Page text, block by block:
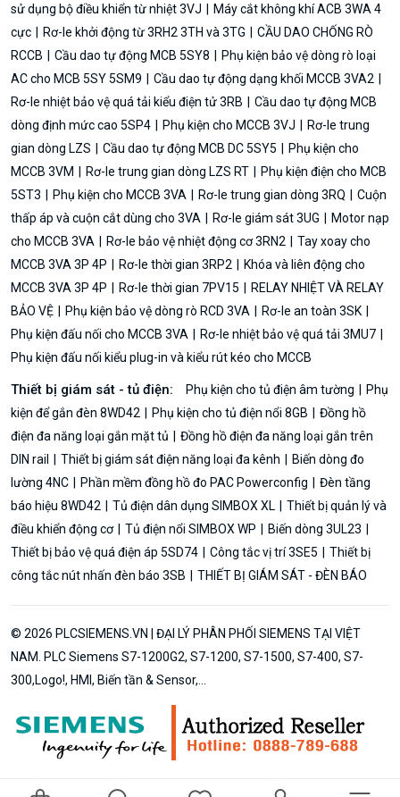
sử dụng bộ điều khiển từ nhiệt 3VJ
Máy cắt không khí ACB 3WA 4
cực
Rơ-le khởi động từ 3RH2 3TH và 3TG
CẦU DAO CHỐNG RÒ
RCCB
Cầu dao tự động MCB 5SY8
Phụ kiện bảo vệ dòng rò loại
AC cho MCB 5SY 5SM9
Cầu dao tự động dạng khối MCCB 3VA2
Rơ-le nhiệt bảo vệ quá tải kiểu điện tử 3RB
Cầu dao tự động MCB
dòng định mức cao 5SP4
Phụ kiện cho MCCB 3VJ
Rơ-le trung
gian dòng LZS
Cầu dao tự động MCB DC 5SY5
Phụ kiện cho
MCCB 3VM
Rơ-le trung gian dòng LZS RT
Phụ kiện điện cho MCB
5ST3
Phụ kiện cho MCCB 3VA Rơ-le trung gian dòng 3RQ
Cuộn
thấp áp và cuộn cắt dùng cho 3VA
Rơ-le giám sát 3UG
Motor nạp
cho MCCB 3VA
Rơ-le bảo vệ nhiệt động cơ 3RN2
Tay xoay cho
MCCB 3VA 3P 4P
Rơ-le thời gian 3RP2
Khóa và liên động cho
MCCB 3VA 3P 4P
Rơ-le thời gian 7PV15
RELAY NHIỆT VÀ RELAY
BẢO VỆ
Phụ kiện bảo vệ dòng rò RCD 3VA
Rơ-le an toàn 3SK
Phụ kiện đấu nối cho MCCB 3VA
Rơ-le nhiệt bảo vệ quá tải 3MU7
Phụ kiện đấu nối kiểu plug-in và kiểu rút kéo cho MCCB
Thiết bị giám sát - tủ điện: Phụ kiện cho tủ điện âm tường
Phụ
kiện để gắn đèn 8WD42
Phụ kiện cho tủ điện nổi 8GB
Đồng hồ
điện đa năng loại gắn mặt tủ
Đồng hồ điện đa năng loại gắn trên
DIN rail
Thiết bị giám sát điện năng loại đa kênh
Biến dòng đo
lường 4NC
Phần mềm đồng hồ đo PAC Powerconfig
Đèn tầng
báo hiệu 8WD42
Tủ điện dân dụng SIMBOX XL
Thiết bị quản lý và
điều khiển động cơ
Tủ điện nổi SIMBOX WP
Biến dòng 3UL23
Thiết bị bảo vệ quá điện áp 5SD74
Công tắc vị trí 3SE5
Thiết bị
công tắc nút nhấn đèn báo 3SB
THIẾT BỊ GIÁM SÁT - ĐÈN BÁO
© 2026 PLCSIEMENS.VN | ĐẠI LÝ PHÂN PHỐI SIEMENS TẠI VIỆT
NAM. PLC Siemens S7-1200G2, S7-1200, S7-1500, S7-400, S7-
300,Logo!, HMI, Biến tần & Sensor,...